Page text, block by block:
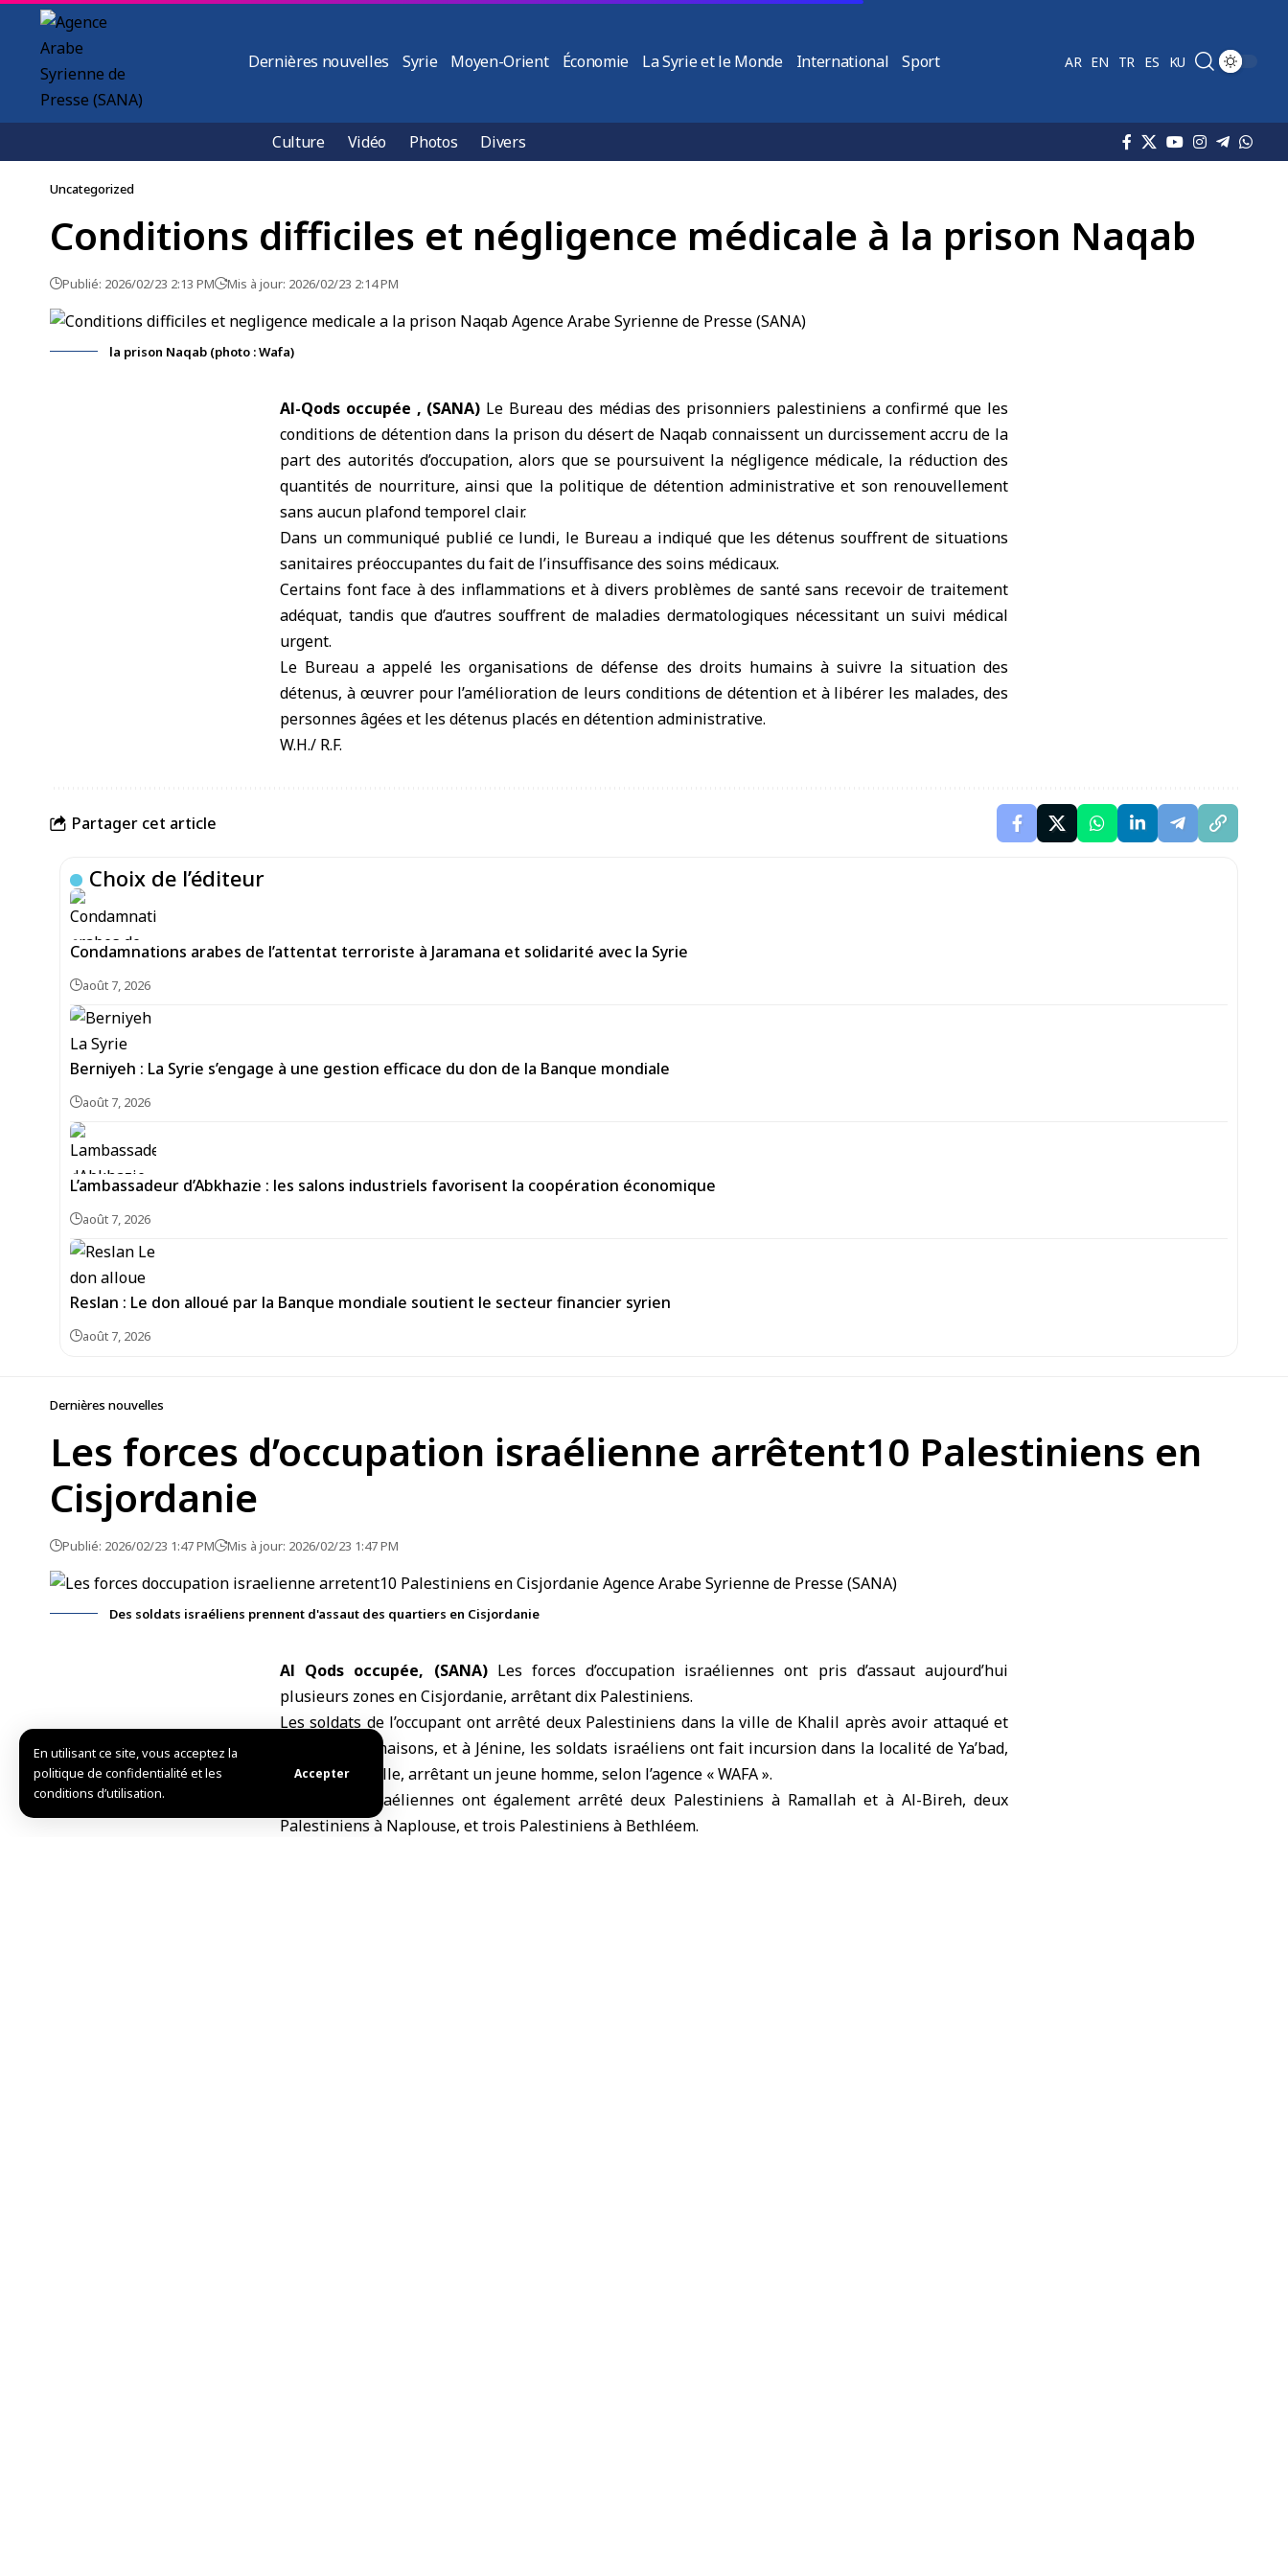
En utilisant ce site, vous acceptez la
politique de confidentialité et les
conditions d’utilisation.
Accepter
Dernières nouvelles Syrie Moyen-Orient Économie La Syrie et le Monde International Sport AR EN TR ES KU
Culture Vidéo Photos Divers
Uncategorized
Conditions difficiles et négligence médicale à la prison Naqab
Publié: 2026/02/23 2:13 PM Mis à jour: 2026/02/23 2:14 PM
la prison Naqab (photo : Wafa)
Al-Qods occupée , (SANA) Le Bureau des médias des prisonniers palestiniens a confirmé que les
conditions de détention dans la prison du désert de Naqab connaissent un durcissement accru de la
part des autorités d’occupation, alors que se poursuivent la négligence médicale, la réduction des
quantités de nourriture, ainsi que la politique de détention administrative et son renouvellement
sans aucun plafond temporel clair.
Dans un communiqué publié ce lundi, le Bureau a indiqué que les détenus souffrent de situations
sanitaires préoccupantes du fait de l’insuffisance des soins médicaux.
Certains font face à des inflammations et à divers problèmes de santé sans recevoir de traitement
adéquat, tandis que d’autres souffrent de maladies dermatologiques nécessitant un suivi médical
urgent.
Le Bureau a appelé les organisations de défense des droits humains à suivre la situation des
détenus, à œuvrer pour l’amélioration de leurs conditions de détention et à libérer les malades, des
personnes âgées et les détenus placés en détention administrative.
W.H./ R.F.
Partager cet article
Choix de l’éditeur
Condamnations arabes de l’attentat terroriste à Jaramana et solidarité avec la Syrie
août 7, 2026
Berniyeh : La Syrie s’engage à une gestion efficace du don de la Banque mondiale
août 7, 2026
L’ambassadeur d’Abkhazie : les salons industriels favorisent la coopération économique
août 7, 2026
Reslan : Le don alloué par la Banque mondiale soutient le secteur financier syrien
août 7, 2026
Dernières nouvelles
Les forces d’occupation israélienne arrêtent10 Palestiniens en
Cisjordanie
Publié: 2026/02/23 1:47 PM Mis à jour: 2026/02/23 1:47 PM
Des soldats israéliens prennent d'assaut des quartiers en Cisjordanie
Al Qods occupée, (SANA)Les forces d’occupation israéliennes ont pris d’assaut aujourd’hui
plusieurs zones enCisjordanie, arrêtant dix Palestiniens.
Les soldats de l’occupant ont arrêté deux Palestiniens dans la ville de Khalil après avoir attaqué et
fouillé leurs maisons, et à Jénine, les soldats israéliens ont fait incursion dans la localité de Ya’bad,
au sud de la ville, arrêtant un jeune homme, selon l’agence « WAFA ».
Les forces israéliennes ont également arrêté deux Palestiniens à Ramallah et à Al-Bireh, deux
Palestiniens à Naplouse, et trois Palestiniens à Bethléem.